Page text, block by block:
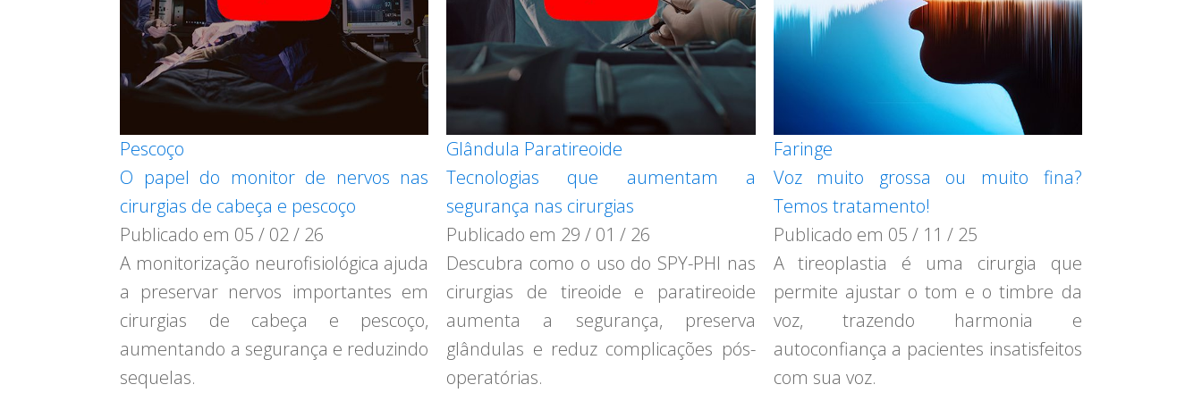
Pescoço
O papel do monitor de nervos nas
cirurgias de cabeça e pescoço
Publicado em 05 / 02 / 26
A monitorização neurofisiológica ajuda
a preservar nervos importantes em
cirurgias de cabeça e pescoço,
aumentando a segurança e reduzindo
sequelas.
Glândula Paratireoide
Tecnologias que aumentam a
segurança nas cirurgias
Publicado em 29 / 01 / 26
Descubra como o uso do SPY-PHI nas
cirurgias de tireoide e paratireoide
aumenta a segurança, preserva
glândulas e reduz complicações pós-
operatórias.
Faringe
Voz muito grossa ou muito fina?
Temos tratamento!
Publicado em 05 / 11 / 25
A tireoplastia é uma cirurgia que
permite ajustar o tom e o timbre da
voz, trazendo harmonia e
autoconfiança a pacientes insatisfeitos
com sua voz.